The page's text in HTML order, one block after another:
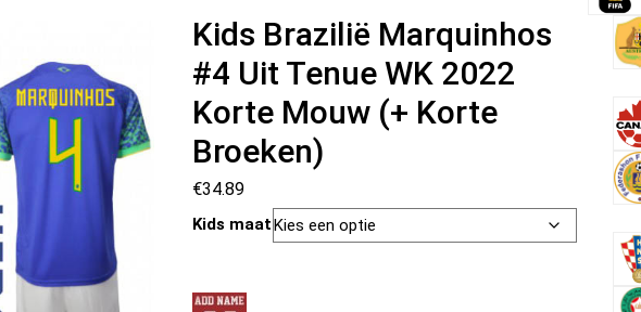
Kids Brazilië Marquinhos
#4 Uit Tenue WK 2022
Korte Mouw (+ Korte
Broeken)
€34.89
Kids maat